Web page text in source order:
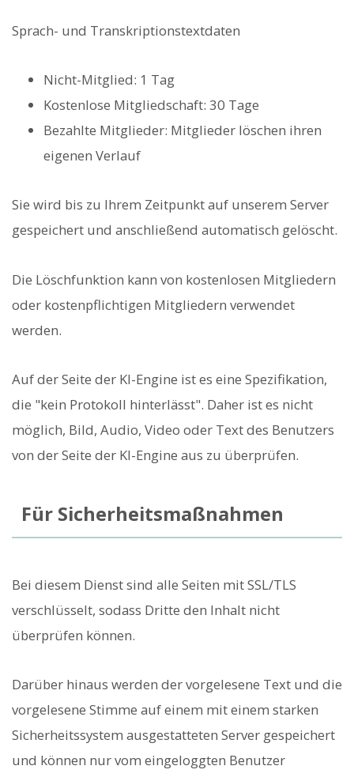
Sprach- und Transkriptionstextdaten
Nicht-Mitglied: 1 Tag
Kostenlose Mitgliedschaft: 30 Tage
Bezahlte Mitglieder: Mitglieder löschen ihren
eigenen Verlauf
Sie wird bis zu Ihrem Zeitpunkt auf unserem Server
gespeichert und anschließend automatisch gelöscht.
Die Löschfunktion kann von kostenlosen Mitgliedern
oder kostenpflichtigen Mitgliedern verwendet
werden.
Auf der Seite der KI-Engine ist es eine Spezifikation,
die "kein Protokoll hinterlässt". Daher ist es nicht
möglich, Bild, Audio, Video oder Text des Benutzers
von der Seite der KI-Engine aus zu überprüfen.
Für Sicherheitsmaßnahmen
Bei diesem Dienst sind alle Seiten mit SSL/TLS
verschlüsselt, sodass Dritte den Inhalt nicht
überprüfen können.
Darüber hinaus werden der vorgelesene Text und die
vorgelesene Stimme auf einem mit einem starken
Sicherheitssystem ausgestatteten Server gespeichert
und können nur vom eingeloggten Benutzer